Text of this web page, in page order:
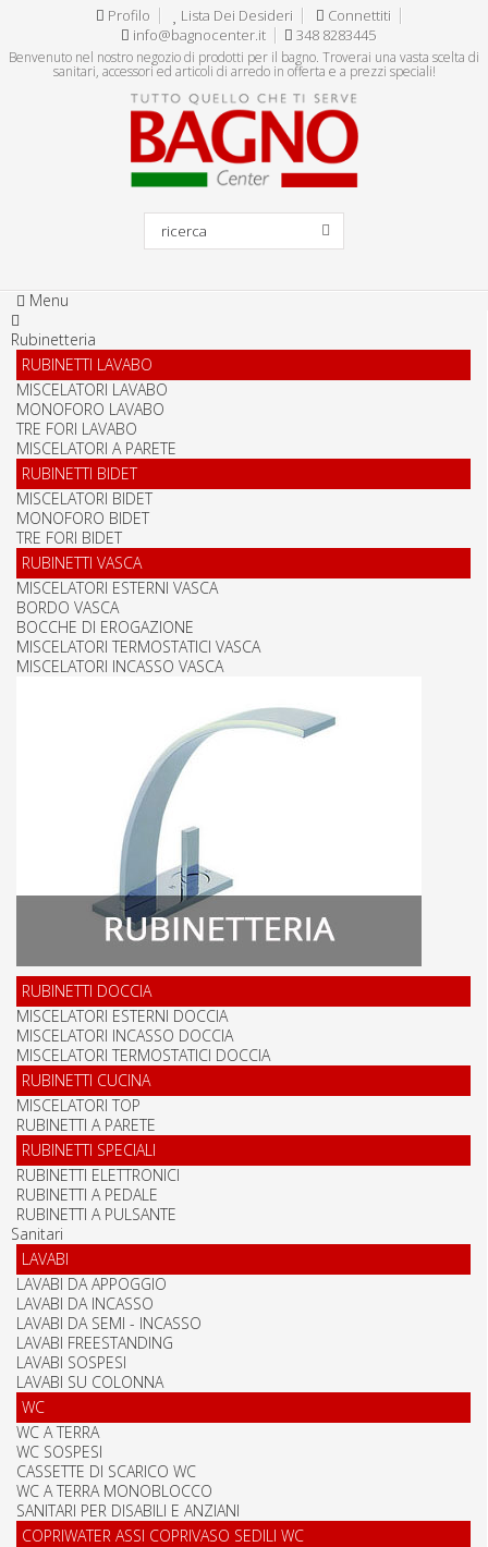
Profilo Lista Dei Desideri
Connettiti
info@bagnocenter.it
348 8283445
Benvenuto nel nostro negozio di prodotti per il bagno. Troverai una vasta scelta di
sanitari, accessori ed articoli di arredo in offerta e a prezzi speciali!
Menu
Rubinetteria
RUBINETTI LAVABO
MISCELATORI LAVABO
MONOFORO LAVABO
TRE FORI LAVABO
MISCELATORI A PARETE
RUBINETTI BIDET
MISCELATORI BIDET
MONOFORO BIDET
TRE FORI BIDET
RUBINETTI VASCA
MISCELATORI ESTERNI VASCA
BORDO VASCA
BOCCHE DI EROGAZIONE
MISCELATORI TERMOSTATICI VASCA
MISCELATORI INCASSO VASCA
RUBINETTI DOCCIA
MISCELATORI ESTERNI DOCCIA
MISCELATORI INCASSO DOCCIA
MISCELATORI TERMOSTATICI DOCCIA
RUBINETTI CUCINA
MISCELATORI TOP
RUBINETTI A PARETE
RUBINETTI SPECIALI
RUBINETTI ELETTRONICI
RUBINETTI A PEDALE
RUBINETTI A PULSANTE
Sanitari
LAVABI
LAVABI DA APPOGGIO
LAVABI DA INCASSO
LAVABI DA SEMI - INCASSO
LAVABI FREESTANDING
LAVABI SOSPESI
LAVABI SU COLONNA
WC
WC A TERRA
WC SOSPESI
CASSETTE DI SCARICO WC
WC A TERRA MONOBLOCCO
SANITARI PER DISABILI E ANZIANI
COPRIWATER ASSI COPRIVASO SEDILI WC